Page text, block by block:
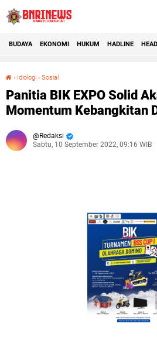
BUDAYA EKONOMI HUKUM HADLINE
› Idiologi › Sosial
Panitia BIK EXPO Solid
Momentum Kebangkitan
Redaksi
Sabtu, 10 September 2022, 09:16 WIB